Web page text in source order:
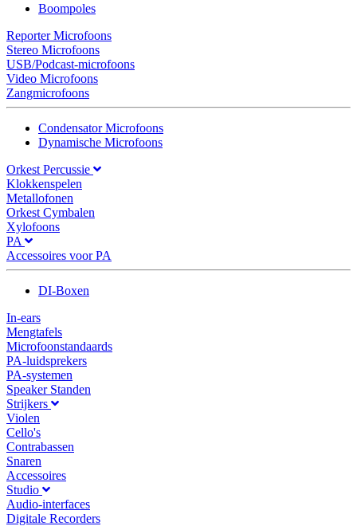
Boompoles
Reporter Microfoons
Stereo Microfoons
USB/Podcast-microfoons
Video Microfoons
Zangmicrofoons
Condensator Microfoons
Dynamische Microfoons
Orkest Percussie
Klokkenspelen
Metallofonen
Orkest Cymbalen
Xylofoons
PA
Accessoires voor PA
DI-Boxen
In-ears
Mengtafels
Microfoonstandaards
PA-luidsprekers
PA-systemen
Speaker Standen
Strijkers
Violen
Cello's
Contrabassen
Snaren
Accessoires
Studio
Audio-interfaces
Digitale Recorders